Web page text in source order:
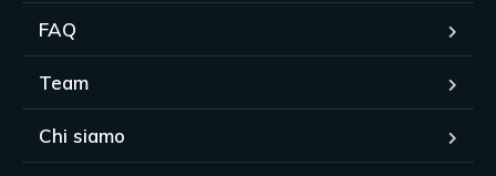
FAQ
Team
Chi siamo